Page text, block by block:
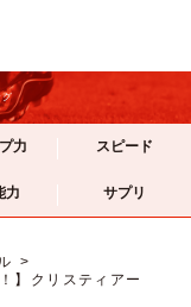
グ
力 スピード
力 サプリ
】クリスティアー